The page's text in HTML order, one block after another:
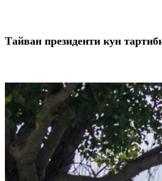
Тайван президенти кун